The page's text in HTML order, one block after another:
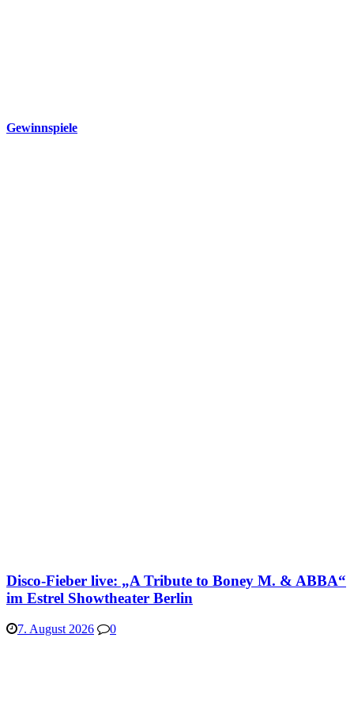
Gewinnspiele
Disco-Fieber live: „A Tribute to Boney M. & ABBA“
im Estrel Showtheater Berlin
7. August 2026 0